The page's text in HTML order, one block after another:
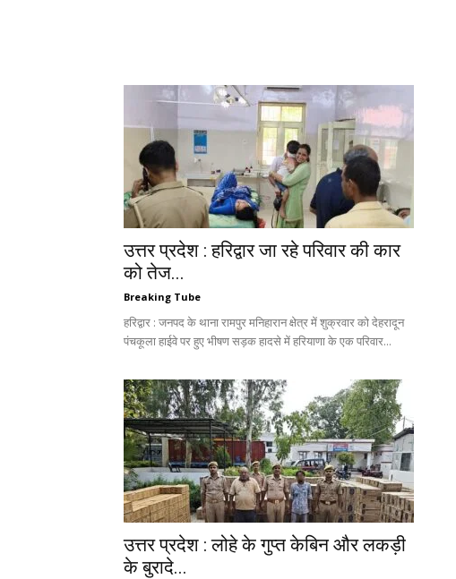
उत्तर प्रदेश : हरिद्वार जा रहे परिवार की कार
को तेज...
Breaking Tube
हरिद्वार : जनपद के थाना रामपुर मनिहारान क्षेत्र में शुक्रवार को देहरादून
पंचकूला हाईवे पर हुए भीषण सड़क हादसे में हरियाणा के एक परिवार...
उत्तर प्रदेश : लोहे के गुप्त केबिन और लकड़ी
के बुरादे...